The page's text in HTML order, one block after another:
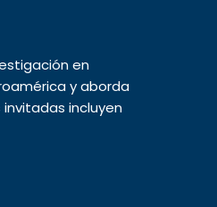
en
y aborda
incluyen